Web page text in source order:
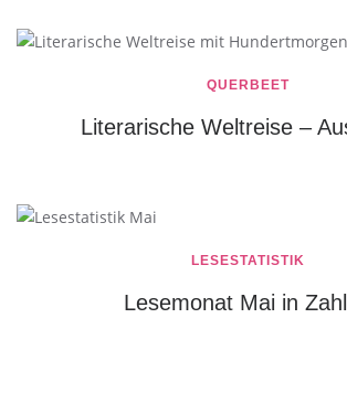
QUERBEET
Literarische Weltreise –
LESESTATISTIK
Lesemonat Mai in